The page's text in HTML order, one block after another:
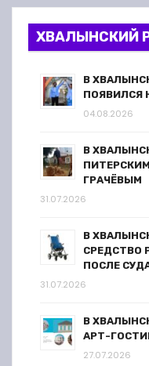
ХВАЛЫНСКИЙ
В
ПОЯВИЛСЯ
04.08.2026
В
ГРАЧЁВЫМ
31.07.2026
В
СРЕДСТВО
ПОСЛЕ
31.07.2026
В
АРТ-
27.07.2026